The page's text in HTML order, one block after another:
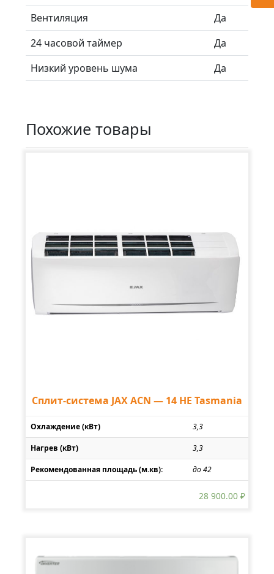
Вентиляция
Да
24 часовой таймер
Да
Низкий уровень шума
Да
Похожие товары
Сплит-система JAX ACN — 14 HE Tasmania
Охлаждение (кВт) 3,3
Нагрев (кВт) 3,3
Рекомендованная площадь (м.кв): до 42
28 900.00 ₽